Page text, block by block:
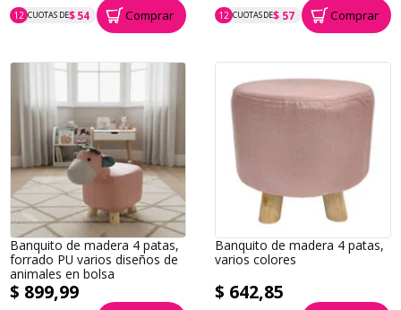
12 CUOTAS DE$ 54
P.T.F. $ 643 Comprar 12 CUOTAS DE$ 57
P.T.F. $ 683 Comprar
Banquito de madera 4 patas,
forrado PU varios diseños de
animales en bolsa
$ 899,99
Banquito de madera 4 patas,
varios colores
$ 642,85